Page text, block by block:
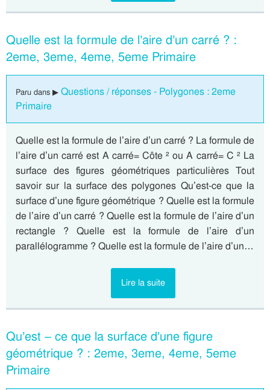
Quelle est la formule de l’aire d’un carré ? :
2eme, 3eme, 4eme, 5eme Primaire
Paru dans ▶ Questions / réponses - Polygones : 2eme
Primaire
Quelle est la formule de l’aire d’un carré ? La formule de
l’aire d’un carré est A carré= Côte ² ou A carré= C ² La
surface des figures géométriques particulières Tout
savoir sur la surface des polygones Qu’est-ce que la
surface d’une figure géométrique ? Quelle est la formule
de l’aire d’un carré ? Quelle est la formule de l’aire d’un
rectangle ? Quelle est la formule de l’aire d’un
parallélogramme ? Quelle est la formule de l’aire d’un…
Lire la suite
Qu’est – ce que la surface d’une figure
géométrique ? : 2eme, 3eme, 4eme, 5eme
Primaire